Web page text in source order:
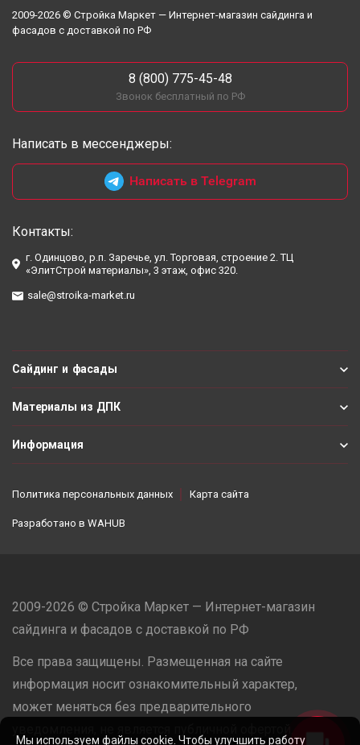
2009-2026 © Стройка Маркет — Интернет-магазин сайдинга и
фасадов с доставкой по РФ
8 (800) 775-45-48
Звонок бесплатный по РФ
Написать в мессенджеры:
Написать в Telegram
Контакты:
г. Одинцово, р.п. Заречье, ул. Торговая, строение 2. ТЦ
«ЭлитСтрой материалы», 3 этаж, офис 320.
sale@stroika-market.ru
Сайдинг и фасады
Материалы из ДПК
Информация
Политика персональных данных Карта сайта
Разработано в WAHUB
2009-2026 © Стройка Маркет — Интернет-магазин
сайдинга и фасадов с доставкой по РФ
Все права защищены. Размещенная на сайте
информация носит ознакомительный характер,
может меняться без предварительного
Мы используем файлы cookie. Чтобы улучшить работу